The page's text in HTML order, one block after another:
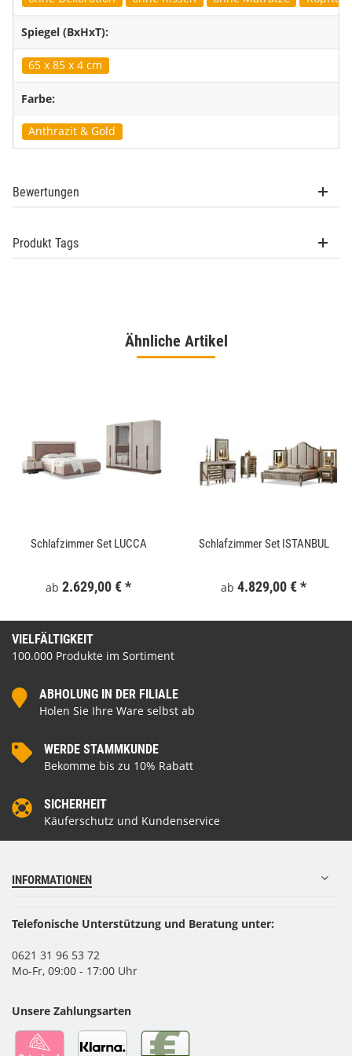
Spiegel (BxHxT):
65 x 85 x 4 cm
Farbe:
Anthrazit & Gold
Bewertungen
Produkt Tags
Ähnliche Artikel
Schlafzimmer Set LUCCA
ab 2.629,00 €*
Schlafzimmer Set ISTANBUL
ab 4.829,00 €*
VIELFÄLTIGKEIT
100.000 Produkte im Sortiment
ABHOLUNG IN DER FILIALE
Holen Sie Ihre Ware selbst ab
WERDE STAMMKUNDE
Bekomme bis zu 10% Rabatt
SICHERHEIT
Käuferschutz und Kundenservice
INFORMATIONEN
Telefonische Unterstützung und Beratung unter:
0621 31 96 53 72
Mo-Fr, 09:00 - 17:00 Uhr
Unsere Zahlungsarten